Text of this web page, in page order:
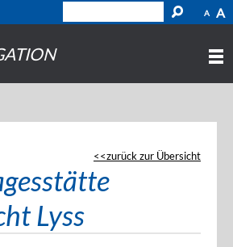
A A
zurück zur Übersicht
Lyss